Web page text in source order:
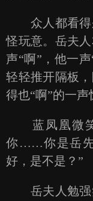
众人都看得
怪玩意。岳夫
声“啊”，他一
轻轻推开隔板
得也“啊”的一声
蓝凤凰微笑
你……你是岳先
好，是不是？”
岳夫人勉强